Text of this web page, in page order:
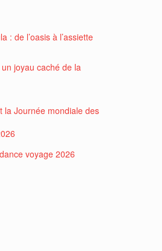
: de l’oasis à l’assiette
joyau caché de la
la Journée mondiale des
voyage 2026